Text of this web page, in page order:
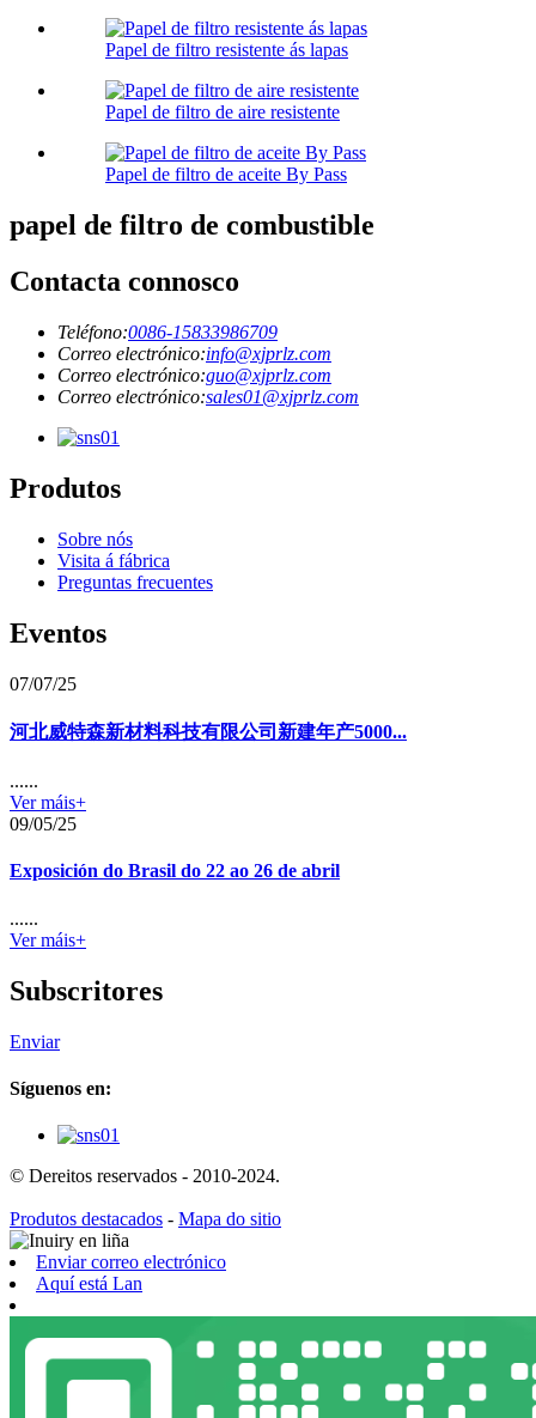
Papel de filtro resistente ás lapas
Papel de filtro de aire resistente
Papel de filtro de aceite By Pass
papel de filtro de combustible
Contacta connosco
Teléfono:0086-15833986709
Correo electrónico:info@xjprlz.com
Correo electrónico:guo@xjprlz.com
Correo electrónico:sales01@xjprlz.com
Produtos
Sobre nós
Visita á fábrica
Preguntas frecuentes
Eventos
07/07/25
河北威特森新材料科技有限公司新建年产5000...
......
Ver máis+
09/05/25
Exposición do Brasil do 22 ao 26 de abril
......
Ver máis+
Subscritores
Enviar
Síguenos en:
© Dereitos reservados - 2010-2024.
Produtos destacados - Mapa do sitio
Enviar correo electrónico
Aquí está Lan